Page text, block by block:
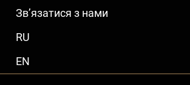
Зв’язатися з нами
RU
EN